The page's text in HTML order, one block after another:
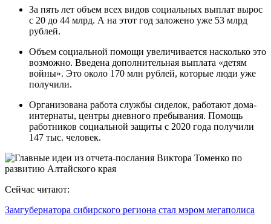
За пять лет объем всех видов социальных выплат вырос
с 20 до 44 млрд. А на этот год заложено уже 53 млрд
рублей.
Объем социальной помощи увеличивается насколько это
возможно. Введена дополнительная выплата «детям
войны». Это около 170 млн рублей, которые люди уже
получили.
Организована работа службы сиделок, работают дома-
интернаты, центры дневного пребывания. Помощь
работников социальной защиты с 2020 года получили
147 тыс. человек.
Сейчас читают:
Замгубернатора сибирского региона стал мэром мегаполиса